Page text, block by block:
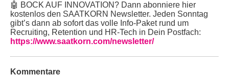
🤖 BOCK AUF INNOVATION? Dann abonniere hier
kostenlos den SAATKORN Newsletter. Jeden Sonntag
gibt’s dann ab sofort das volle Info-Paket rund um
Recruiting, Retention und HR-Tech in Dein Postfach:
https://www.saatkorn.com/newsletter/
Kommentare